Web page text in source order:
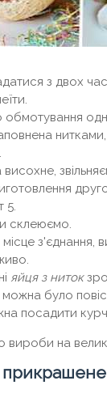
з двох
обмотування
нитками,
5.
склеюємо.
з'єднання,
яйця з ниток
було
посадити
вироби на